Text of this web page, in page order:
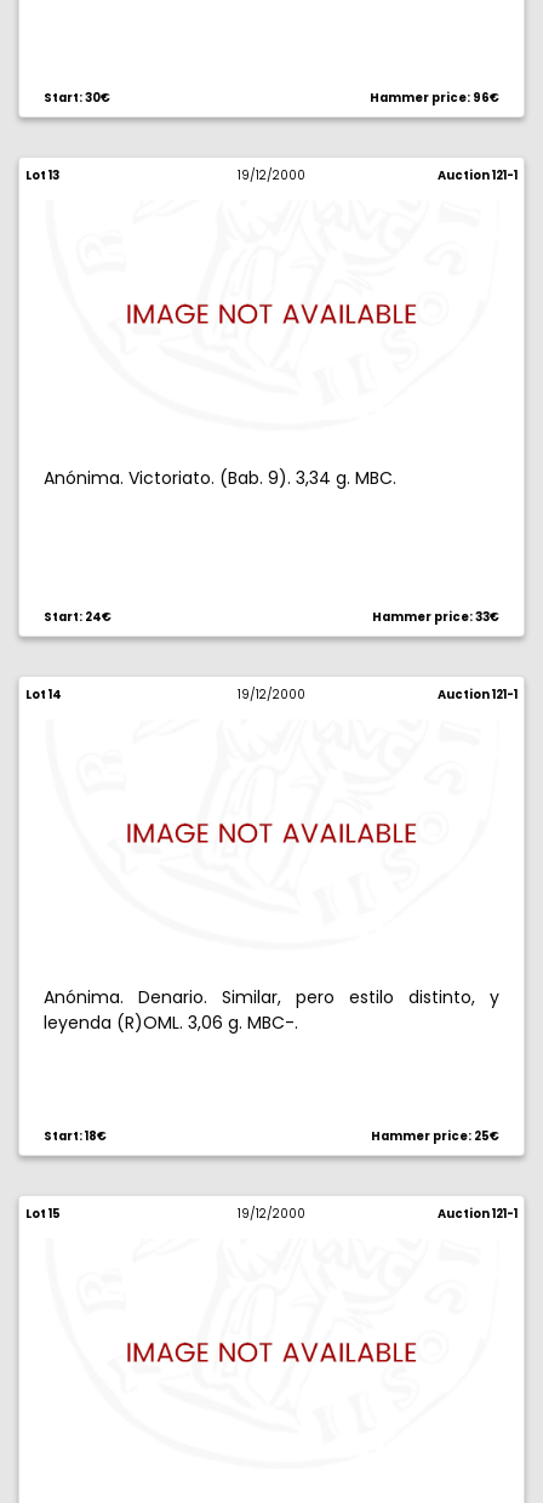
Start: 30€ Hammer price: 96€
Lot 13 19/12/2000 Auction 121-1
Anónima. Victoriato. (Bab. 9). 3,34 g. MBC.
Start: 24€ Hammer price: 33€
Lot 14 19/12/2000 Auction 121-1
Anónima. Denario. Similar, pero estilo distinto, y
leyenda (R)OML. 3,06 g. MBC-.
Start: 18€ Hammer price: 25€
Lot 15 19/12/2000 Auction 121-1